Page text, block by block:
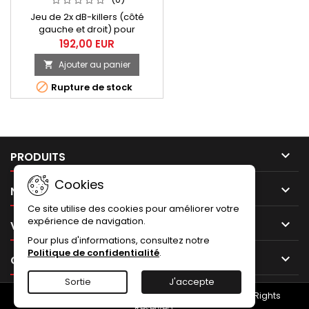
(DUCATI 848, 1098, 1198)
Jeu de 2x dB-killers (côté
gauche et droit) pour
silencieux Termignoni carbone
racing D113 destinés aux Ducati
848, 848 Evo, 1098, 1198.
192,00 EUR
 Ajouter au panier
 Rupture de stock
PRODUITS 
NOTRE SOCIÉTÉ 
VOTRE COMPTE 
CONTACT 
Cookies
Ce site utilise des cookies pour améliorer votre
expérience de navigation.
Pour plus d'informations, consultez notre
Politique de confidentialité.
Sortie J'accepte
© Copyright 2026 NUMERO UNO - Termignoni.store. All Rights